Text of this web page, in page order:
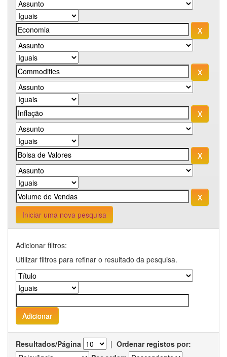
Iniciar uma nova pesquisa
Adicionar filtros:
Utilizar filtros para refinar o resultado da pesquisa.
Resultados/Página | Ordenar registos por: